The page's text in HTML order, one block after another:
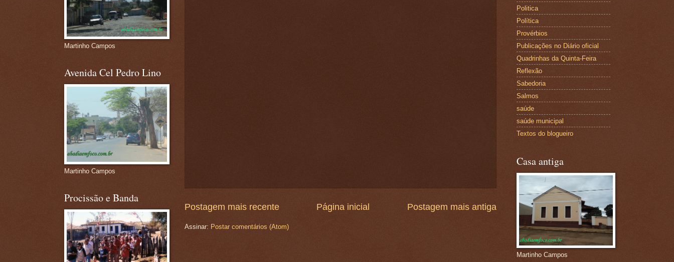
Postagem mais recente Postagem mais antiga
Página inicial
Assinar: Postar comentários (Atom)
Martinho Campos
Avenida Cel Pedro Lino
Martinho Campos
Procissão e Banda
Politica
Política
Provérbios
Publicações no Diário oficial
Quadrinhas da Quinta-Feira
Reflexão
Sabedoria
Salmos
saúde
saúde municipal
Textos do blogueiro
Casa antiga
Martinho Campos